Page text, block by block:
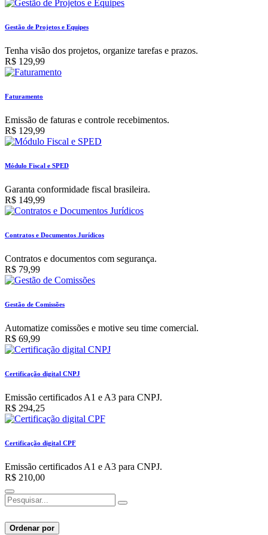
Gestão de Projetos e Equipes
Tenha visão dos projetos, organize tarefas e prazos.
R$ 129,99
Faturamento
Emissão de faturas e controle recebimentos.
R$ 129,99
Módulo Fiscal e SPED
Garanta conformidade fiscal brasileira.
R$ 149,99
Contratos e Documentos Jurídicos
Contratos e documentos com segurança.
R$ 79,99
Gestão de Comissões
Automatize comissões e motive seu time comercial.
R$ 69,99
Certificação digital CNPJ
Emissão certificados A1 e A3 para CNPJ.
R$ 294,25
Certificação digital CPF
Emissão certificados A1 e A3 para CNPJ.
R$ 210,00
Ordenar por